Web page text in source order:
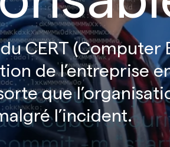
CERT
de l’entreprise
que
l’incident.